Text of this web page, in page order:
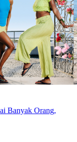
Banyak Orang,